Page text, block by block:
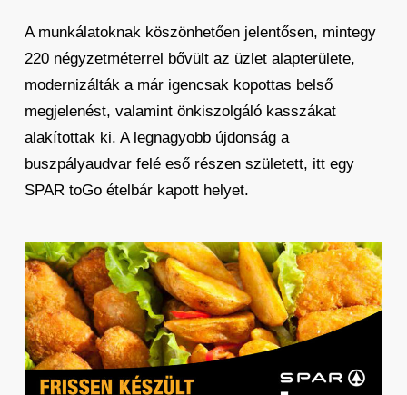
A munkálatoknak köszönhetően jelentősen, mintegy
220 négyzetméterrel bővült az üzlet alapterülete,
modernizálták a már igencsak kopottas belső
megjelenést, valamint önkiszolgáló kasszákat
alakítottak ki. A legnagyobb újdonság a
buszpályaudvar felé eső részen született, itt egy
SPAR toGo ételbár kapott helyet.